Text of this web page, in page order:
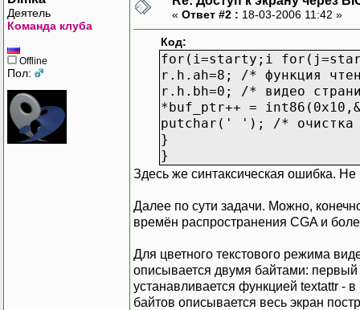
Деятель
Команда клуба
Offline
Пол:
« Ответ #2 : 18-03-2006 11:42 »
Код:
for(i=starty;i
r.h.ah=8; /* функция
r.h.bh=0; /* видео
*buf_ptr++ =
putchar(' '); /* очистка
}
}
Здесь же синтаксическая ошибка.
Далее по сути задачи. Можно,
времён распространения CGA и
Для цветного текстового режима
описывается двумя байтами: первый
устанавливается функцией textattr -
байтов описывается весь экран